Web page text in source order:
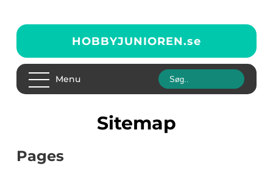
HOBBYJUNIOREN.se
Menu
Sitemap
Pages